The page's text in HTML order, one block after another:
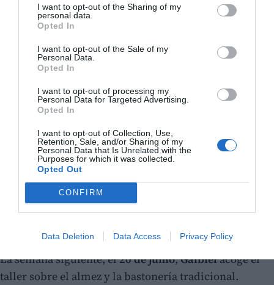
I want to opt-out of the Sharing of my
personal data.
Opted In
I want to opt-out of the Sale of my
Personal Data.
Opted In
I want to opt-out of processing my
Personal Data for Targeted Advertising.
Opted In
I want to opt-out of Collection, Use,
Retention, Sale, and/or Sharing of my
Personal Data that Is Unrelated with the
Purposes for which it was collected.
Opted Out
CONFIRM
Data Deletion Data Access Privacy Policy
La semana siguiente, el20 de junio,Gaibielacoge el
taller sobre el almez y la bastonería tradicional.